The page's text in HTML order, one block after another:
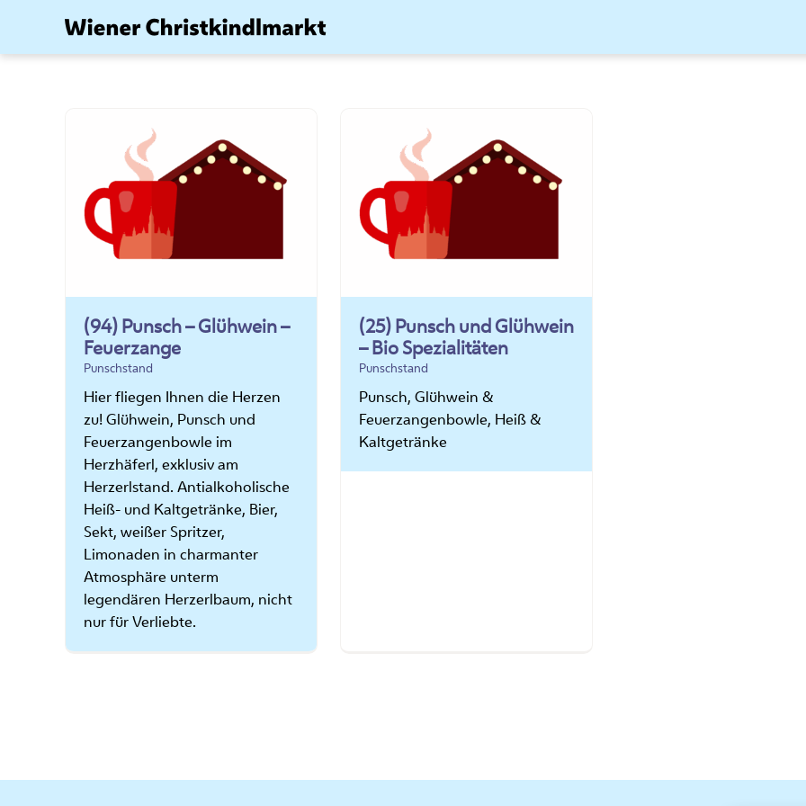
springen
(94) Punsch – Glühwein –
Feuerzange
Punschstand
Hier fliegen Ihnen die Herzen
zu! Glühwein, Punsch und
Feuerzangenbowle im
Herzhäferl, exklusiv am
Herzerlstand. Antialkoholische
Heiß- und Kaltgetränke, Bier,
Sekt, weißer Spritzer,
Limonaden in charmanter
Atmosphäre unterm
legendären Herzerlbaum, nicht
nur für Verliebte.
(25) Punsch und Glühwein
– Bio Spezialitäten
Punschstand
Punsch, Glühwein &
Feuerzangenbowle, Heiß &
Kaltgetränke